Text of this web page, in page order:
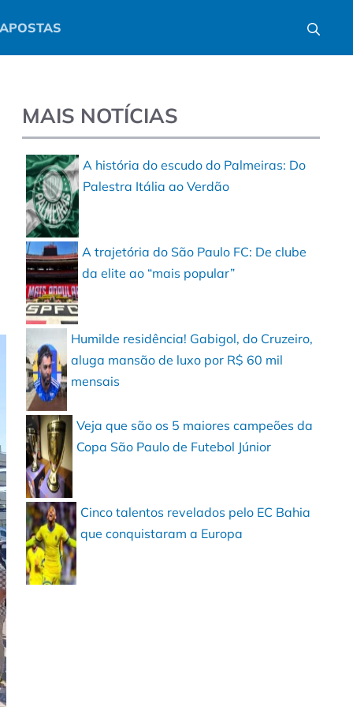
MAIS NOTÍCIAS
A história do escudo do Palmeiras: Do
Palestra Itália ao Verdão
A trajetória do São Paulo FC: De clube
da elite ao “mais popular”
Humilde residência! Gabigol, do Cruzeiro,
aluga mansão de luxo por R$ 60 mil
mensais
Veja que são os 5 maiores campeões da
Copa São Paulo de Futebol Júnior
Cinco talentos revelados pelo EC Bahia
que conquistaram a Europa